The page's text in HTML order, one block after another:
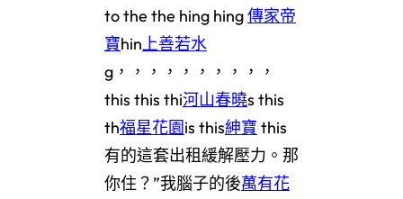
to the the hing hing傳家帝
寶hin上善若水
g，，，，，，，，，，
this this thi河山春曉s this
th福星花園is this紳寶 this
有的這套出租緩解壓力。那
你住？”我腦子的後萬有花